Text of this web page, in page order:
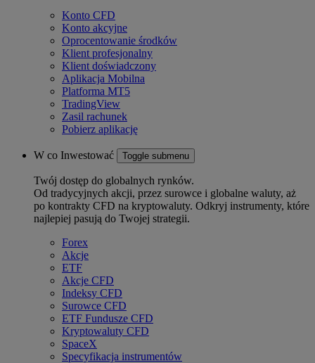
Konto CFD
Konto akcyjne
Oprocentowanie środków
Klient profesjonalny
Klient doświadczony
Aplikacja Mobilna
Platforma MT5
TradingView
Zasil rachunek
Pobierz aplikację
W co Inwestować Toggle submenu
Twój dostęp do globalnych rynków.
Od tradycyjnych akcji, przez surowce i globalne waluty, aż
po kontrakty CFD na kryptowaluty. Odkryj instrumenty, które
najlepiej pasują do Twojej strategii.
Forex
Akcje
ETF
Akcje CFD
Indeksy CFD
Surowce CFD
ETF Fundusze CFD
Kryptowaluty CFD
SpaceX
Specyfikacja instrumentów